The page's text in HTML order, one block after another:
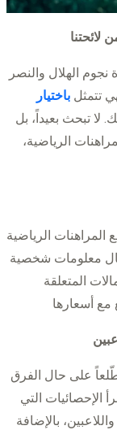
لائحتنا
نجوم الهلال والنصر
تتمثل باختيار
لا تبحث بعيداً، بل
الرياضية،
الرياضية
معلومات شخصية
المتعلقة
على حال الفرق
الإحصائيات التي
بالإضافة